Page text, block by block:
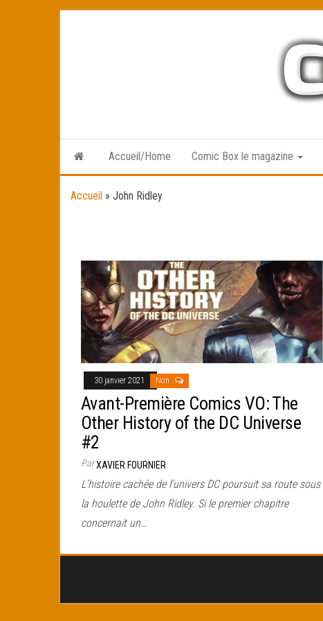
Accueil/Home Comic Box le magazine
Accueil » John Ridley
30 janvier 2021 Non
Avant-Première Comics VO: The
Other History of the DC Universe
#2
ParXAVIER FOURNIER
L’histoire cachée de l’univers DC poursuit sa route sous
la houlette de John Ridley. Si le premier chapitre
concernait un…